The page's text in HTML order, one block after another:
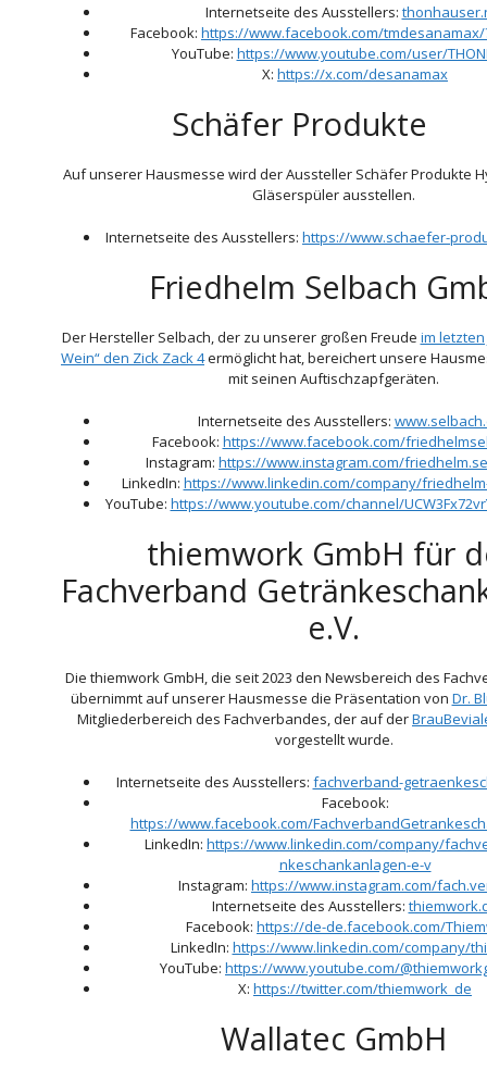
Internetseite des Ausstellers:
Facebook: https://www.facebook.com/tmdesanamax/
YouTube: https://www.youtube.com/user/
X: https://x.com/desanamax
Schäfer
Auf unserer Hausmesse wird der Aussteller Schäfer Produkte
Gläserspüler ausstellen.
Internetseite des Ausstellers: https://www.schaefer-
Friedhelm Selbach
Der Hersteller Selbach, der zu unserer großen Freude im letzten
Wein“ den Zick Zack 4ermöglicht hat, bereichert unsere
mit seinen Auftischzapfgeräten.
Internetseite des Ausstellers:
Facebook: https://www.facebook.com/
Instagram: https://www.instagram.com/
LinkedIn: https://www.linkedin.com/company/
YouTube: https://www.youtube.com/channel/
thiemwork GmbH für
Fachverband
e.V.
Die thiemwork GmbH, die seit 2023 den Newsbereich des
übernimmt auf unserer Hausmesse die Präsentation von Dr.
Mitgliederbereich des Fachverbandes, der auf der
vorgestellt wurde.
Internetseite des Ausstellers: fachverband-
Facebook:
https://www.facebook.com/
LinkedIn: https://www.linkedin.com/company/
nkeschankanlagen-e-v
Instagram: https://www.instagram.com/
Internetseite des Ausstellers:
Facebook: https://de-de.facebook.com/
LinkedIn: https://www.linkedin.com/company/
YouTube: https://www.youtube.com/
X: https://twitter.com/thiemwork_de
Wallatec GmbH